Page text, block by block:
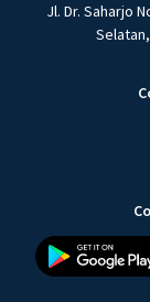
Jl. Dr. Saharjo